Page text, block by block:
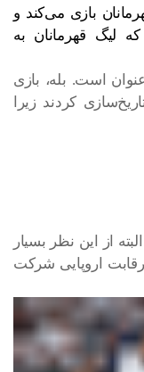
بازی می‌کند و
لیگ قهرمانان به
است. بله، بازی
کردند زیرا
از این نظر بسیار
اروپایی شرکت